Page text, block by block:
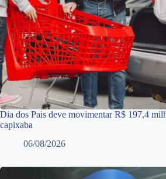
Dia dos Pais deve movimentar R$ 197,4
capixaba
06/08/2026